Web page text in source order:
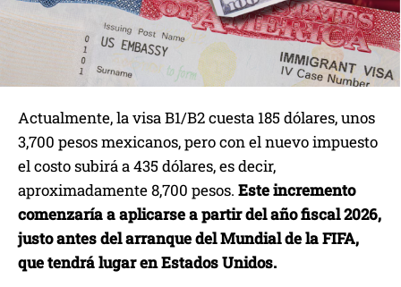
Actualmente, la visa B1/B2 cuesta 185 dólares, unos
3,700 pesos mexicanos, pero con el nuevo impuesto
el costo subirá a 435 dólares, es decir,
aproximadamente 8,700 pesos. Este incremento
comenzaría a aplicarse a partir del año fiscal 2026,
justo antes del arranque del Mundial de la FIFA,
que tendrá lugar en Estados Unidos.